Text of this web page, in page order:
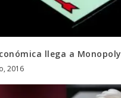
llega a Monopoly
2016